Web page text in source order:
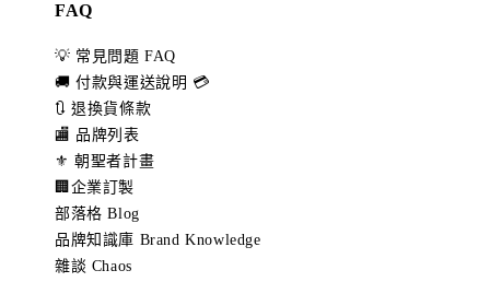
FAQ
💡 常見問題 FAQ
🚚 付款與運送說明 💳
🔃 退換貨條款
🏬 品牌列表
⚜️ 朝聖者計畫
🏢企業訂製
部落格 Blog
品牌知識庫 Brand Knowledge
雜談 Chaos